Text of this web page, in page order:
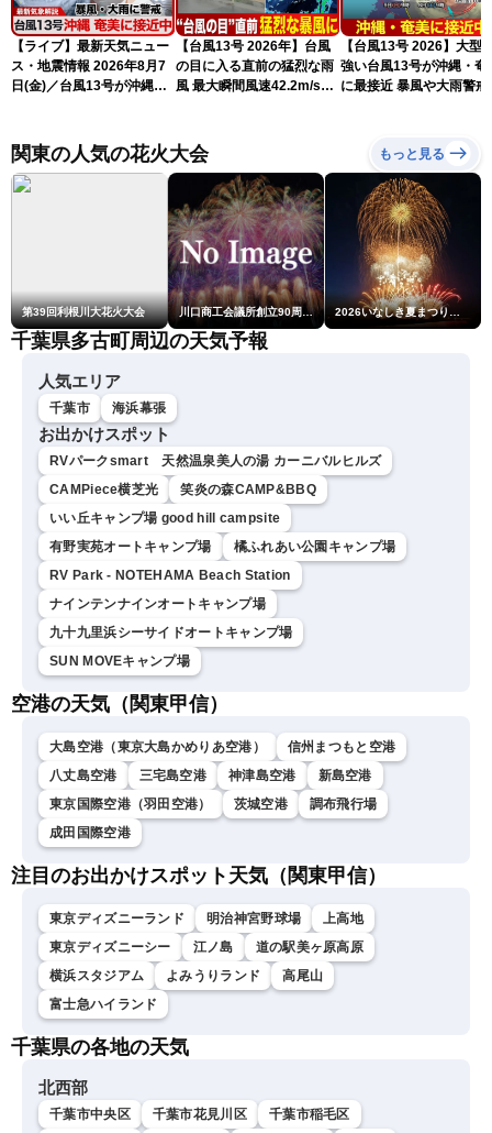
【ライブ】最新天気ニュー
ス・地震情報 2026年8月7
日(金)／台風13号が沖縄・
ュースLiVEコーヒータイ
ム・江川清音／有賀哲夫〉
【台風13号 2026年】台風
の目に入る直前の猛烈な雨
風 最大瞬間風速42.2m/s観
【台風13号 2026】大型
強い台風13号が沖縄・奄
に最接近 暴風や大雨警戒
関東の人気の花火大会 もっと見る
第39回利根川大花火大会 川口商工会議所創立90周年・青年部40周年・女性会30周年記念 第6回川口花火大会 2026いなしき夏まつり花火大会
千葉県多古町周辺の天気予報
人気エリア
千葉市 海浜幕張
お出かけスポット
RVパークsmart 天然温泉美人の湯 カーニバルヒルズ
CAMPiece横芝光
笑炎の森CAMP&BBQ
いい丘キャンプ場 good hill campsite
有野実苑オートキャンプ場
橘ふれあい公園キャンプ場
RV Park - NOTEHAMA Beach Station
ナインテンナインオートキャンプ場
九十九里浜シーサイドオートキャンプ場
SUN MOVEキャンプ場
空港の天気（関東甲信）
大島空港（東京大島かめりあ空港）
信州まつもと空港
八丈島空港
三宅島空港 神津島空港
新島空港
東京国際空港（羽田空港）
茨城空港
調布飛行場
成田国際空港
注目のお出かけスポット天気（関東甲信）
東京ディズニーランド 明治神宮野球場
上高地
東京ディズニーシー
江ノ島
道の駅美ヶ原高原
横浜スタジアム
よみうりランド
高尾山
富士急ハイランド
千葉県の各地の天気
北西部
千葉市中央区 千葉市花見川区 千葉市稲毛区